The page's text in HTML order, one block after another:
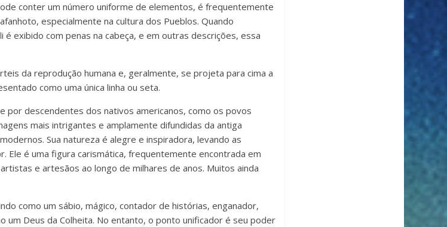
conter um número uniforme de elementos, é frequentemente
especialmente na cultura dos Pueblos. Quando
é exibido com penas na cabeça, e em outras descrições, essa
da reprodução humana e, geralmente, se projeta para cima a
como uma única linha ou seta.
por descendentes dos nativos americanos, como os povos
mais intrigantes e amplamente difundidas da antiga
Sua natureza é alegre e inspiradora, levando as
Ele é uma figura carismática, frequentemente encontrada em
e artesãos ao longo de milhares de anos. Muitos ainda
como um sábio, mágico, contador de histórias, enganador,
Deus da Colheita. No entanto, o ponto unificador é seu poder